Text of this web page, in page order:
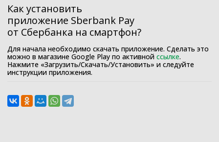
Как установить
приложение Sberbank Pay
от Сбербанка на смартфон?
Для начала необходимо скачать приложение. Сделать это
можно в магазине Google Play по активной ссылке.
Нажмите «Загрузить/Скачать/Установить» и следуйте
инструкции приложения.